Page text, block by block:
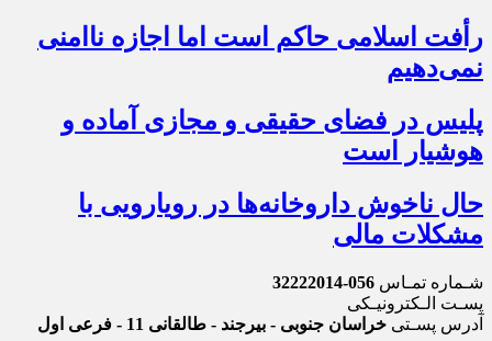
رأفت اسلامی حاکم است اما اجازه ناامنی
نمی‌دهیم
پلیس در فضای حقیقی و مجازی آماده و
هوشیار است
حال ناخوش داروخانه‌ها در رویارویی با
مشکلات مالی
شـماره تمـاس 056-32222014
پسـت الـکترونیـکی
آدرس پسـتی
خراسان جنوبی - بیرجند - طالقانی 11 - فرعی اول